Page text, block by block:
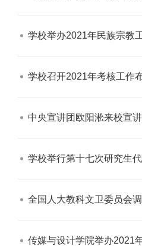
学校举办2021年民族宗教
学校召开2021年考核工作
中央宣讲团欧阳淞来校宣
学校举行第十七次研究生
全国人大教科文卫委员会
传媒与设计学院举办2021年度学